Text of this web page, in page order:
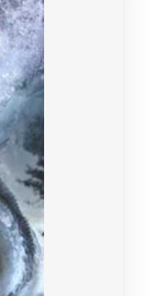
کودک و نوجوان
ادیان و اساطیر